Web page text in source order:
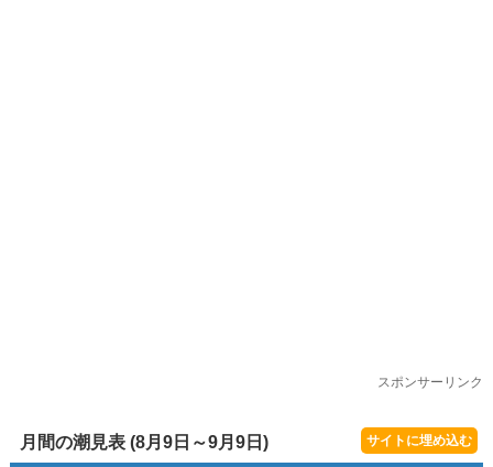
スポンサーリンク
月間の潮見表 (8月9日～9月9日) サイトに埋め込む